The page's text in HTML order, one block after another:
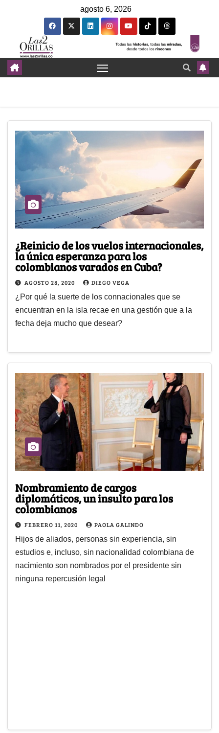
agosto 6, 2026
¿Reinicio de los vuelos internacionales,
la única esperanza para los
colombianos varados en Cuba?
AGOSTO 28, 2020 DIEGO VEGA
¿Por qué la suerte de los connacionales que se
encuentran en la isla recae en una gestión que a la
fecha deja mucho que desear?
Nombramiento de cargos
diplomáticos, un insulto para los
colombianos
FEBRERO 11, 2020 PAOLA GALINDO
Hijos de aliados, personas sin experiencia, sin
estudios e, incluso, sin nacionalidad colombiana de
nacimiento son nombrados por el presidente sin
ninguna repercusión legal